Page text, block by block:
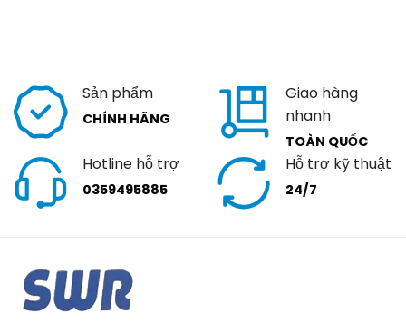
Sản phẩm
CHÍNH HÃNG
Giao hàng
nhanh
TOÀN QUỐC
Hotline hỗ trợ
0359495885
Hỗ trợ kỹ thuật
24/7